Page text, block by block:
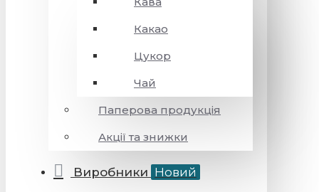
Какао
Цукор
Чай
Паперова продукція
Акції та знижки
Виробники Новий